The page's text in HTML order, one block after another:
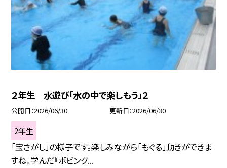
２年生 水遊び「水の中で楽しもう」２
公開日 2026/06/30 更新日 2026/06/30
2年生
「宝さがし」の様子です。楽しみながら「もぐる」動きができま
すね。学んだ『ボビング...